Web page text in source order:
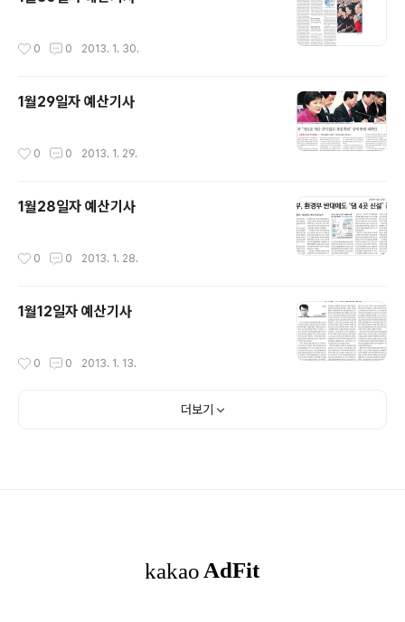
0 0 2013. 1. 30.
1월29일자 예산기사
0 0 2013. 1. 29.
1월28일자 예산기사
0 0 2013. 1. 28.
1월12일자 예산기사
0 0 2013. 1. 13.
더보기